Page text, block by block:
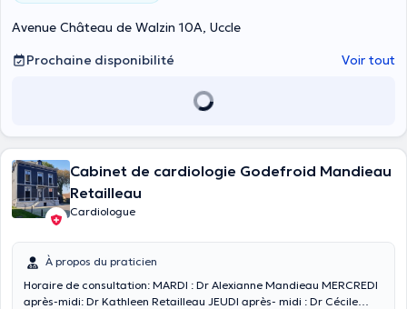
Avenue Château de Walzin 10A, Uccle
Prochaine disponibilité
Voir tout
Cabinet de cardiologie Godefroid Mandieau
Retailleau
Cardiologue
À propos du praticien
Horaire de consultation: MARDI : Dr Alexianne Mandieau MERCREDI
après-midi: Dr Kathleen Retailleau JEUDI après- midi : Dr Cécile